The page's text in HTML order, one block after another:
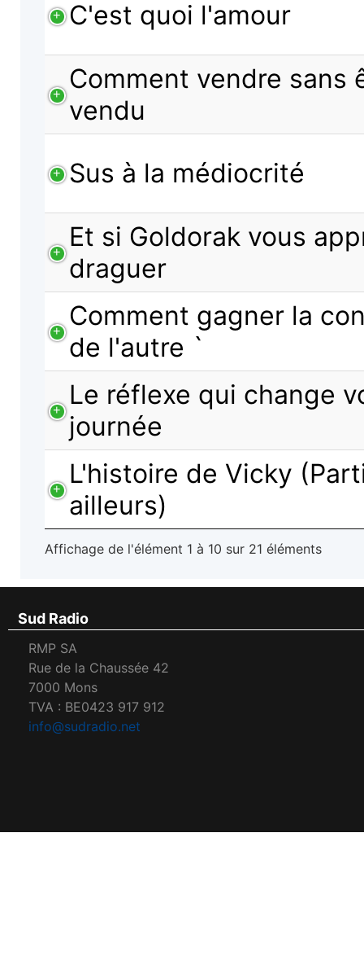
C'est quoi l'amour
Comment vendre sans
vendu
Sus à la médiocrité
Et si Goldorak vous
draguer
Comment gagner la
de l'autre `
Le réflexe qui change
journée
L'histoire de Vicky
ailleurs)
Affichage de l'élément 1 à 10 sur 21 éléments
Sud Radio
RMP SA
Rue de la Chaussée 42
7000 Mons
TVA : BE0423 917 912
info@sudradio.net